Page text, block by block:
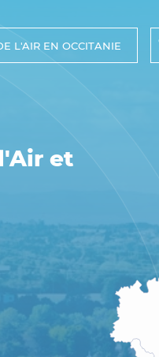
L'AIR EN OCCITANIE
et